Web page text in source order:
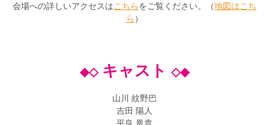
会場への詳しいアクセスはこちらをご覧ください。（地図はこち
ら ）
◆◇キャスト ◇◆
山川 紋野巴
吉田 陽人
平良 凰貴